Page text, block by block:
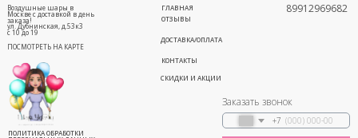
ул. Дубнинская, д.53к3
с 10 до 19
ПОСМОТРЕТЬ НА КАРТЕ
ОТЗЫВЫ
ГЛАВНАЯ
ДОСТАВКА/ОПЛАТА
СКИДКИ И АКЦИИ
КОНТАКТЫ
89912969682
Воздушные шары в
Москве с доставкой в день
заказа!
Заказать звонок
+7
ПОЛИТИКА ОБРАБОТКИ